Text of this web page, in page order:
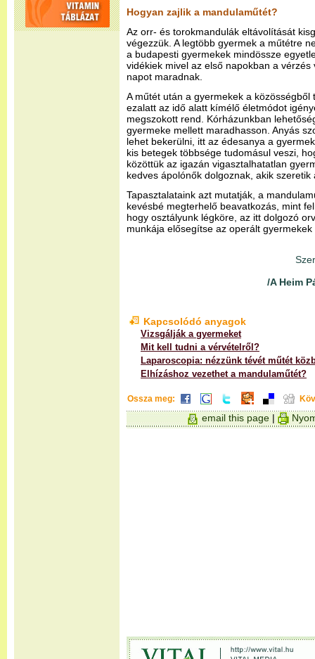
Hogyan zajlik a mandulaműtét?
Az orr- és torokmandulák eltávolítását
végezzük. A legtöbb gyermek a műtétre
a budapesti gyermekek mindössze
vidékiek mivel az első napokban a
napot maradnak.
A műtét után a gyermekek a közösségből
ezalatt az idő alatt kímélő életmódot
megszokott rend. Kórházunkban
gyermeke mellett maradhasson. Anyás
lehet bekerülni, itt az édesanya a
kis betegek többsége tudomásul veszi,
közöttük az igazán vigasztalhatatlan
kedves ápolónők dolgoznak, akik szeretik
Tapasztalataink azt mutatják, a
kevésbé megterhelő beavatkozás, mint
hogy osztályunk légköre, az itt dolgozó
munkája elősegítse az operált
/A Heim
Kapcsolódó anyagok
Vizsgálják a gyermeket
Mit kell tudni a vérvételről?
Laparoscopia: nézzünk tévét műtét
Elhízáshoz vezethet a mandulaműtét?
Ossza meg:
email this page |